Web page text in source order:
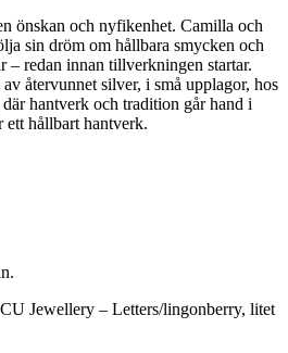
önskan och nyfikenhet. Camilla och
sin dröm om hållbara smycken och
– redan innan tillverkningen startar.
återvunnet silver, i små upplagor, hos
hantverk och tradition går hand i
ett hållbart hantverk.
Jewellery – Letters/lingonberry, litet